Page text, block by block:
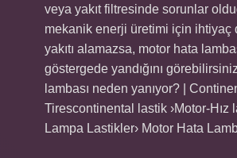
veya yakıt filtresinde sorunlar
mekanik enerji üretimi için ihtiyaç
yakıtı alamazsa, motor hata
göstergede yandığını
lambası neden yanıyor? |
Tirescontinental lastik ›Motor-Hız
Lampa Lastikler› Motor Hata